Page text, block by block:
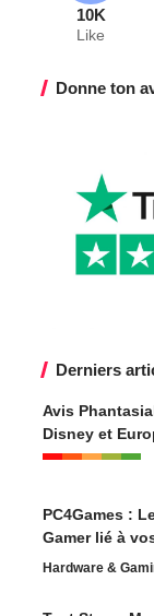
10K
Like
Donne ton
Derniers
Avis
Disney et
PC4Games :
Gamer lié à
Hardware &